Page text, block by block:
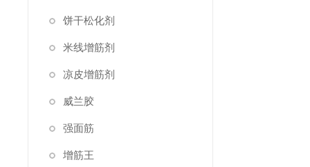
饼干松化剂
米线增筋剂
凉皮增筋剂
威兰胶
强面筋
增筋王